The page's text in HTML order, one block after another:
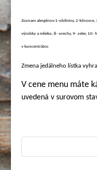
Zoznam alergénov:1-obilniny, 2-kôrovce,
výrobky a mlieko, 8- orechy, 9- zeler, 10-
v koncentrátoc
Zmena jedálneho lístka
V cene menu máte
uvedená v surovom